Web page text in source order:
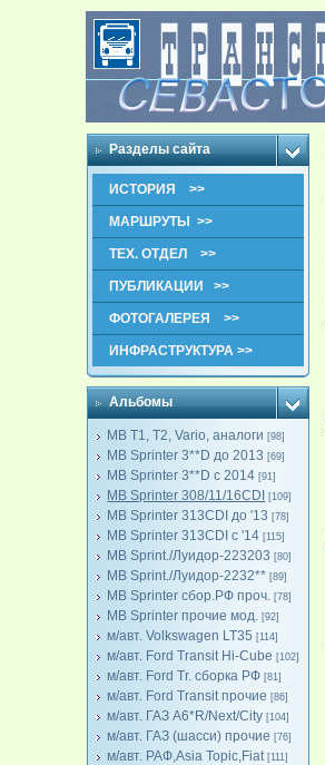
Разделы сайта
ИСТОРИЯ >>
МАРШРУТЫ >>
ТЕХ. ОТДЕЛ >>
ПУБЛИКАЦИИ >>
ФОТОГАЛЕРЕЯ >>
ИНФРАСТРУКТУРА >>
Альбомы
MB T1, T2, Vario, аналоги [98]
MB Sprinter 3**D до 2013 [69]
MB Sprinter 3**D с 2014 [91]
MB Sprinter 308/11/16CDI [109]
MB Sprinter 313CDI до '13 [78]
MB Sprinter 313CDI с '14 [115]
MB Sprint./Луидор-223203 [80]
MB Sprint./Луидор-2232** [89]
MB Sprinter сбор.РФ проч. [78]
MB Sprinter прочие мод. [92]
м/авт. Volkswagen LT35 [114]
м/авт. Ford Transit Hi-Cube [102]
м/авт. Ford Tr. сборка РФ [81]
м/авт. Ford Transit прочие [86]
м/авт. ГАЗ A6*R/Next/City [104]
м/авт. ГАЗ (шасси) прочие [76]
м/авт. РАФ,Asia Topic,Fiat [111]